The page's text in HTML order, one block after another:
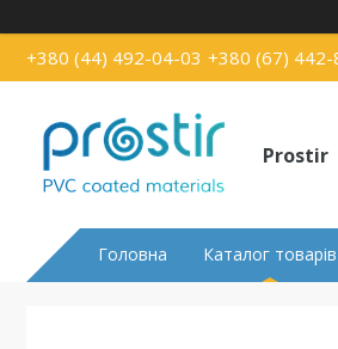
+380 (44) 492-04-03 +380 (67)
Prostir
Головна Каталог товарів